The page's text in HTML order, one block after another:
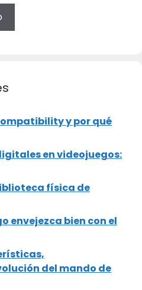
y por qué
en videojuegos:
física de
envejezca bien con el
del mando de